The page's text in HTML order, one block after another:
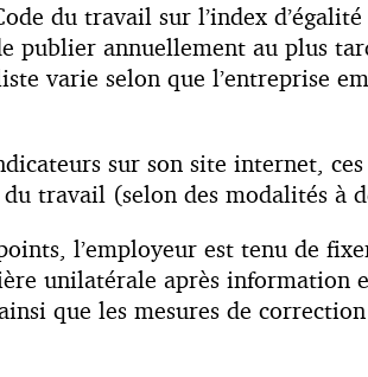
du travail sur l’index
publier annuellement au plus
varie selon que l’entreprise
sur son site internet,
travail (selon des modalités à
l’employeur est tenu de
unilatérale après information
que les mesures de